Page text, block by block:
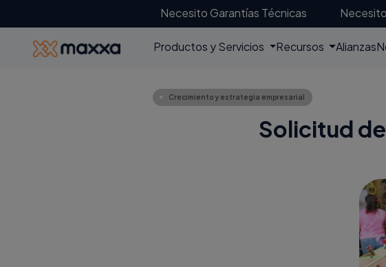
Necesito Garantías Técnicas
Productos y Servicios Recursos Alianzas
Crecimiento y estrategia empresarial
Solicitud